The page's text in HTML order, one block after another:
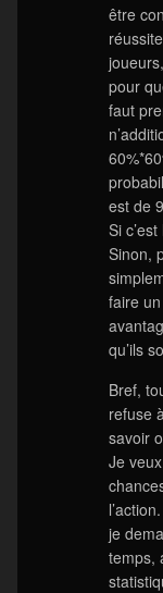
être
pour
faut
est de
Si
Sinon,
faire
qu’ils
Bref,
refuse
savoir
Je
je
temps,